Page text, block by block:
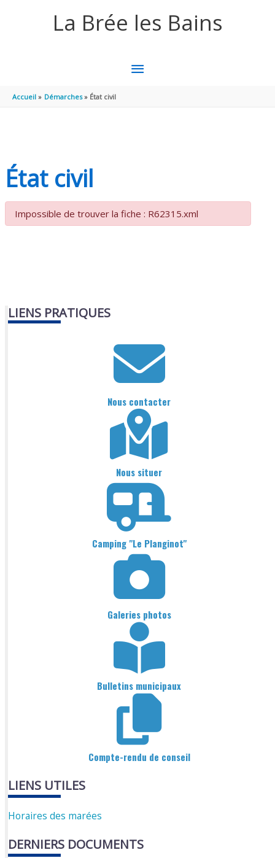
La Brée les Bains
MENU
Accueil Démarches État civil
État civil
Impossible de trouver la fiche : R62315.xml
LIENS PRATIQUES
Nous contacter
Nous situer
Camping "Le Planginot"
Galeries photos
Bulletins municipaux
Compte-rendu de conseil
LIENS UTILES
Horaires des marées
DERNIERS DOCUMENTS